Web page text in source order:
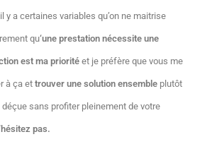
y a certaines variables qu’on ne maitrise
qu‘une prestation nécessite une
est ma prioritéet je préfère que vous me
à ça et trouver une solution ensemble plutôt
sans profiter pleinement de votre
pas.